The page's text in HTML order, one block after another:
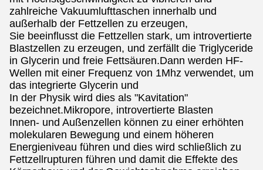
zahlreiche Vakuumlufttaschen innerhalb und
außerhalb der Fettzellen zu erzeugen,
Sie beeinflusst die Fettzellen stark, um introvertierte
Blastzellen zu erzeugen, und zerfällt die Triglyceride
in Glycerin und freie Fettsäuren.Dann werden HF-
Wellen mit einer Frequenz von 1Mhz verwendet, um
das integrierte Glycerin und
In der Physik wird dies als "Kavitation"
bezeichnet.Mikropore, introvertierte Blasten
Innen- und Außenzellen können zu einer erhöhten
molekularen Bewegung und einem höheren
Energieniveau führen und dies wird schließlich zu
Fettzellrupturen führen und damit die Effekte des